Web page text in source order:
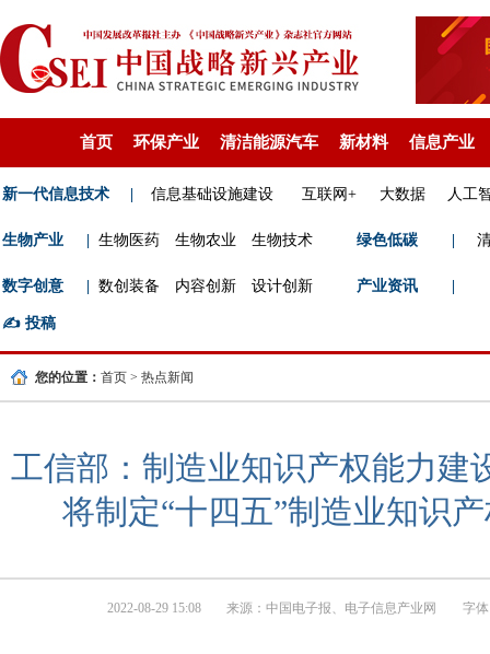
首页 环保产业 清洁能源汽车 新材料 信息产业
新一代信息技术 信息基础设施建设 互联网+ 大数据 人工
生物产业 生物医药 生物农业 生物技术 绿色低碳
数字创意 数创装备 内容创新 设计创新 产业资讯
✍️ 投稿
您的位置： 首页 > 热点新闻
工信部：制造业知识产权能力建
将制定“十四五”制造业知识
2022-08-29 15:08 来源： 中国电子报、电子信息产业网 字